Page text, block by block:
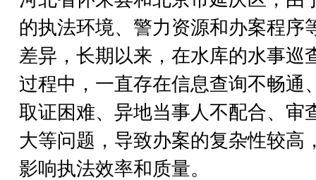
的执法环境、警力资源和办案程序
差异，长期以来，在水库的水事巡
过程中，一直存在信息查询不畅通
取证困难、异地当事人不配合、审
大等问题，导致办案的复杂性较高
影响执法效率和质量。